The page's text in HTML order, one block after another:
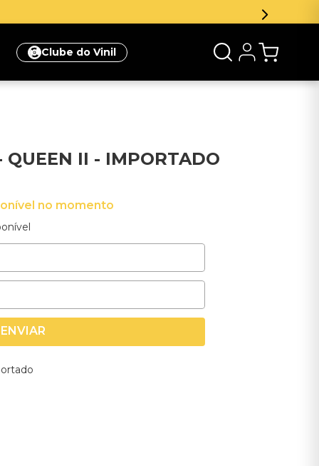
Clube do Vinil
QUEEN II - IMPORTADO
no momento
ENVIAR